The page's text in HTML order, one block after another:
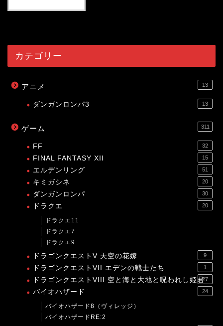
カテゴリー
アニメ 13
ダンガンロンパ3 13
ゲーム 311
FF 32
FINAL FANTASY XII 15
エルデンリング 51
キミガシネ 20
ダンガンロンパ 30
ドラクエ 20
ドラクエ11
ドラクエ7
ドラクエ9
ドラゴンクエストV 天空の花嫁 9
ドラゴンクエストVII エデンの戦士たち 1
ドラゴンクエストVIII 空と海と大地と呪われし姫君27
バイオハザード 24
バイオハザード8（ヴィレッジ）
バイオハザードRE:2